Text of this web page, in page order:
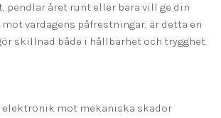
pendlar året runt eller bara vill ge din
vardagens påfrestningar, är detta en
skillnad både i hållbarhet och trygghet.
elektronik mot mekaniska skador